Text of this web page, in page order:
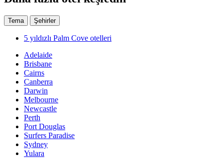
Tema Şehirler
5 yıldızlı Palm Cove otelleri
Adelaide
Brisbane
Cairns
Canberra
Darwin
Melbourne
Newcastle
Perth
Port Douglas
Surfers Paradise
Sydney
Yulara